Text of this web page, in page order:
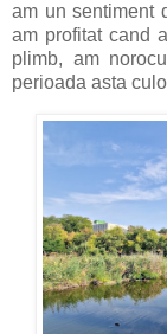
am un sentiment
am profitat cand
plimb, am
perioada asta